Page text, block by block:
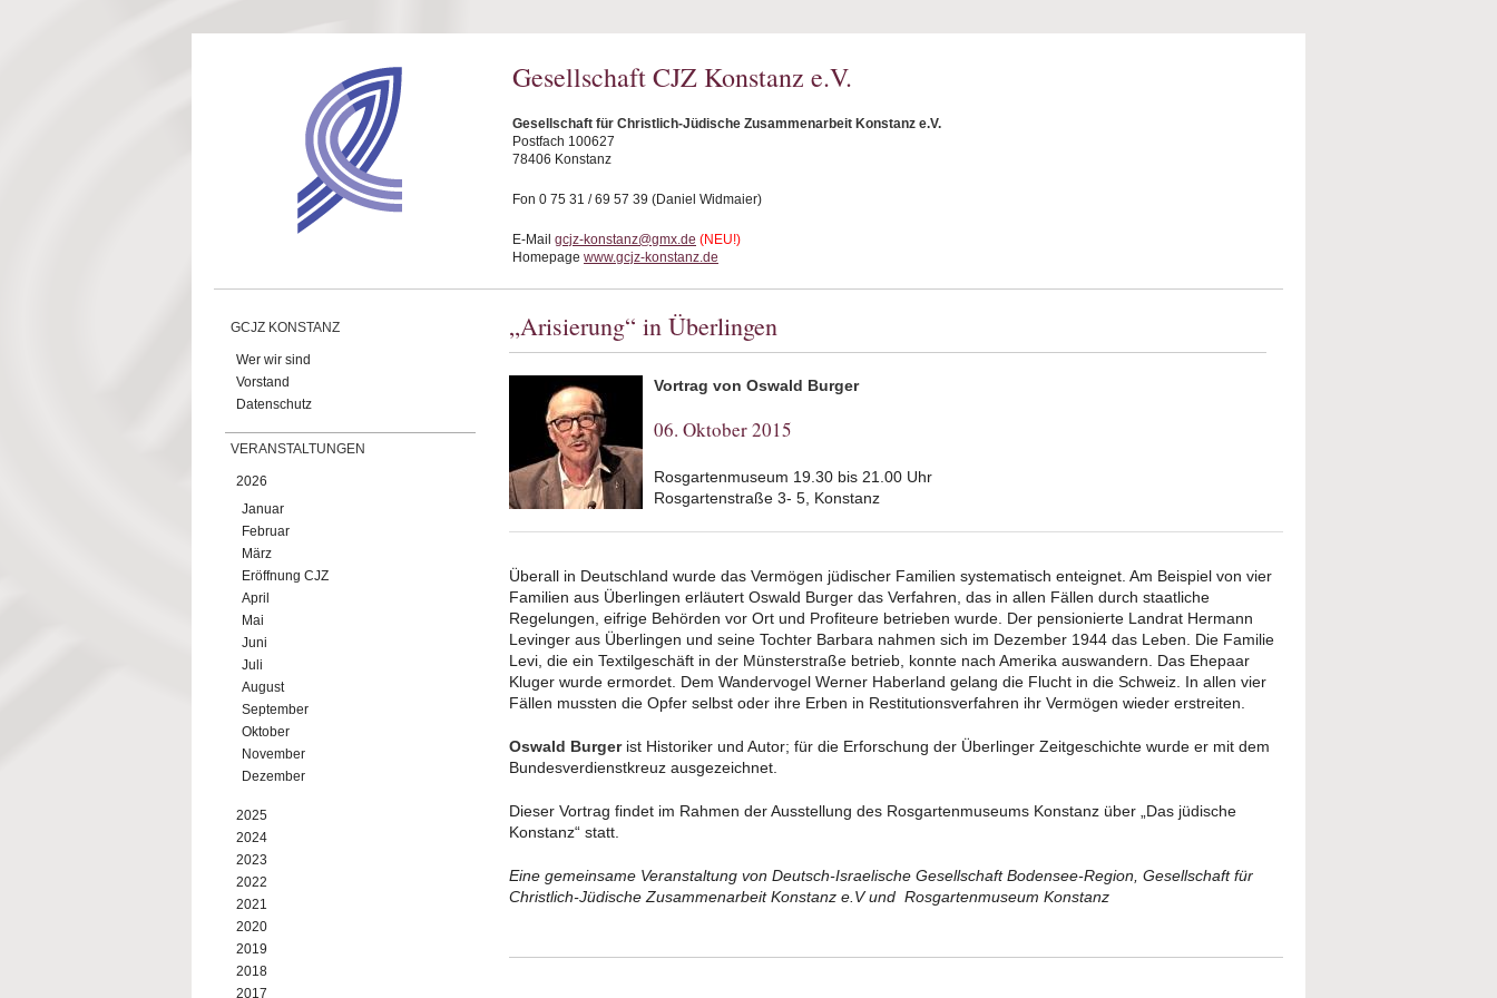
Gesellschaft CJZ Konstanz e.V.
Gesellschaft für Christlich-Jüdische Zusammenarbeit Konstanz e.V.
Postfach 100627
78406 Konstanz
Fon 0 75 31 / 69 57 39 (Daniel Widmaier)
E-Mail gcjz-konstanz@gmx.de (NEU!)
Homepage www.gcjz-konstanz.de
GCJZ KONSTANZ
Wer wir sind
Vorstand
Datenschutz
VERANSTALTUNGEN
2026
Januar
Februar
März
Eröffnung CJZ
April
Mai
Juni
Juli
August
September
Oktober
November
Dezember
2025
2024
2023
2022
2021
2020
2019
2018
2017
„Arisierung“ in Überlingen
Vortrag von Oswald Burger
06. Oktober 2015
Rosgartenmuseum 19.30 bis 21.00 Uhr
Rosgartenstraße 3- 5, Konstanz
Überall in Deutschland wurde das Vermögen jüdischer Familien systematisch enteignet. Am Beispiel von vier
Familien aus Überlingen erläutert Oswald Burger das Verfahren, das in allen Fällen durch staatliche
Regelungen, eifrige Behörden vor Ort und Profiteure betrieben wurde. Der pensionierte Landrat Hermann
Levinger aus Überlingen und seine Tochter Barbara nahmen sich im Dezember 1944 das Leben. Die Familie
Levi, die ein Textilgeschäft in der Münsterstraße betrieb, konnte nach Amerika auswandern. Das Ehepaar
Kluger wurde ermordet. Dem Wandervogel Werner Haberland gelang die Flucht in die Schweiz. In allen vier
Fällen mussten die Opfer selbst oder ihre Erben in Restitutionsverfahren ihr Vermögen wieder erstreiten.
Oswald Burgerist Historiker und Autor; für die Erforschung der Überlinger Zeitgeschichte wurde er mit dem
Bundesverdienstkreuz ausgezeichnet.
Dieser Vortrag findet im Rahmen der Ausstellung des Rosgartenmuseums Konstanz über „Das jüdische
Konstanz“ statt.
Eine gemeinsame Veranstaltung von Deutsch-Israelische Gesellschaft Bodensee-Region, Gesellschaft für
Christlich-Jüdische Zusammenarbeit Konstanz e.V und Rosgartenmuseum Konstanz